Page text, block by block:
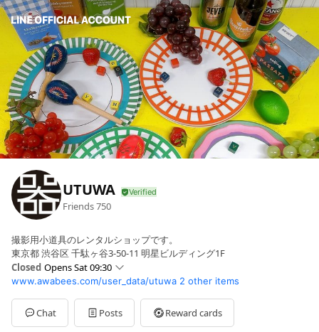
UTUWA
Friends750
撮影用小道具のレンタルショップです。
東京都 渋谷区 千駄ヶ谷3-50-11 明星ビルディング1F
Closed Opens Sat 09:30
SunClosed
Mon09:30 - 18:00
Tue09:30 - 18:00
Wed09:30 - 18:00
www.awabees.com/user_data/utuwa 2 other items
Chat Posts Reward cards